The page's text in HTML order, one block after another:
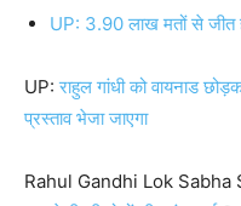
UP: 3.90 लाख मतों से जीत
UP:राहुल गांधी को वायनाड
प्रस्ताव भेजा जाएगा
Rahul Gandhi Lok